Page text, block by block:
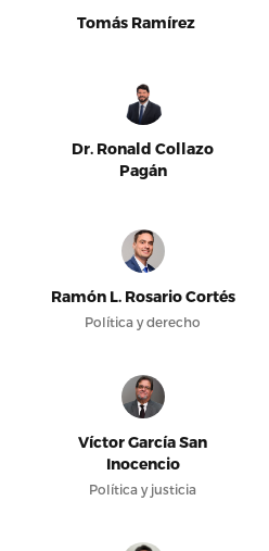
Tomás Ramírez
Dr. Ronald Collazo
Pagán
Ramón L. Rosario Cortés
Política y derecho
Víctor García San
Inocencio
Política y justicia